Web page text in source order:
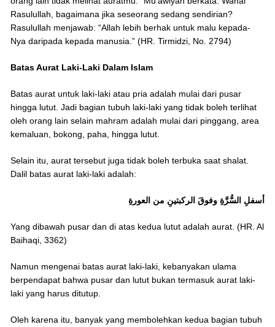
Rasulullah, bagaimana jika seseorang sedang sendirian?
Rasulullah menjawab: “Allah lebih berhak untuk malu kepada-
Nya daripada kepada manusia.” (HR. Tirmidzi, No. 2794)
Batas Aurat Laki-Laki Dalam Islam
Batas aurat untuk laki-laki atau pria adalah mulai dari pusar
hingga lutut. Jadi bagian tubuh laki-laki yang tidak boleh terlihat
oleh orang lain selain mahram adalah mulai dari pinggang, area
kemaluan, bokong, paha, hingga lutut.
Selain itu, aurat tersebut juga tidak boleh terbuka saat shalat.
Dalil batas aurat laki-laki adalah:
أسفلِ السُّرَّةِ وفوقَ الركبتينِ من العورةِ
Yang dibawah pusar dan di atas kedua lutut adalah aurat. (HR. Al
Baihaqi, 3362)
Namun mengenai batas aurat laki-laki, kebanyakan ulama
berpendapat bahwa pusar dan lutut bukan termasuk aurat laki-
laki yang harus ditutup.
Oleh karena itu, banyak yang membolehkan kedua bagian tubuh